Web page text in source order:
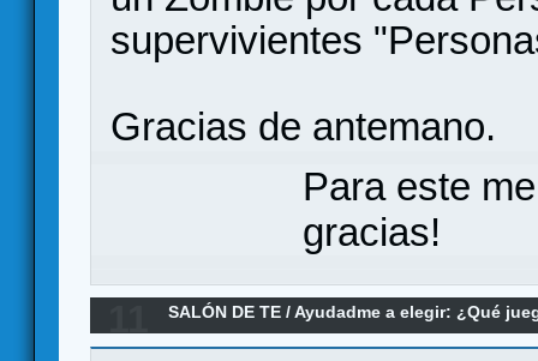
supervivientes
Gracias de antemano.
Para este
gracias!
SALÓN DE TE /Ayudadme a elegir: ¿Qué